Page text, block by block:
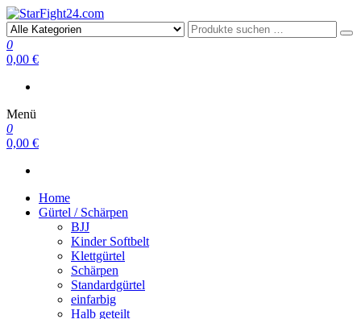
StarFight24.com
Kampfsportartikel
0
0,00 €
Menü
0
0,00 €
Home
Gürtel / Schärpen
BJJ
Kinder Softbelt
Klettgürtel
Schärpen
Standardgürtel
einfarbig
Halb geteilt